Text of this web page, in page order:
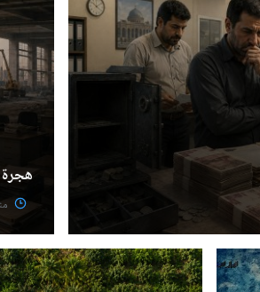
هجرة